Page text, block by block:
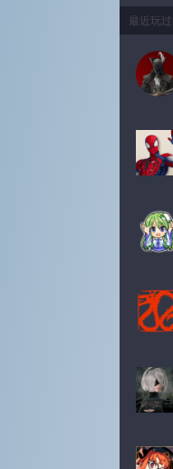
最近玩